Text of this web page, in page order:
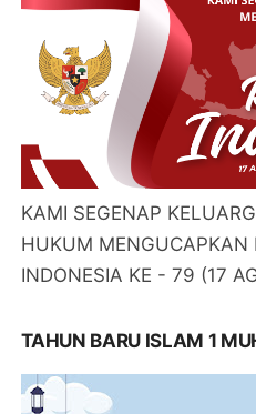
KAMI SEGENAP
HUKUM MENGUCAPKAN
INDONESIA KE - 79 (17
TAHUN BARU ISLAM 1